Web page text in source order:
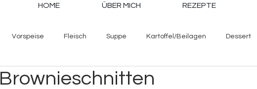
HOME ÜBER MICH REZEPTE
Vorspeise Fleisch Suppe Kartoffel/Beilagen Dessert
Herzhafte Teige Backen Pasta, Reis und Co.
Brownieschnitten